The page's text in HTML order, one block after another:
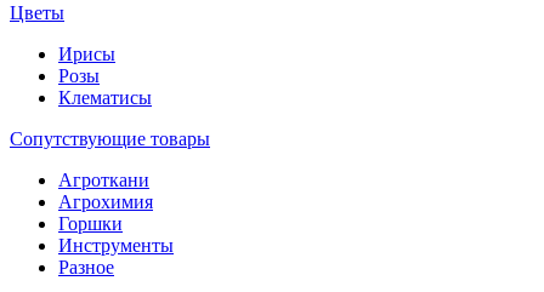
Цветы
Ирисы
Розы
Клематисы
Сопутствующие товары
Агроткани
Агрохимия
Горшки
Инструменты
Разное